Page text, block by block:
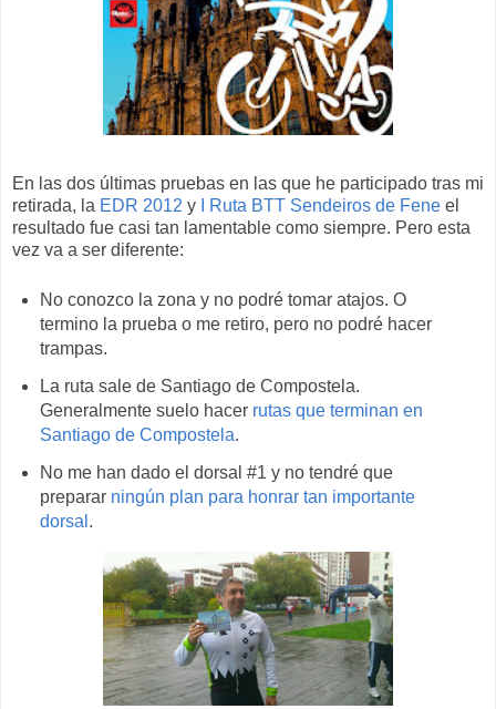
En las dos últimas pruebas en las que he participado tras mi
retirada, la EDR 2012 y I Ruta BTT Sendeiros de Fene el
resultado fue casi tan lamentable como siempre. Pero esta
vez va a ser diferente:
No conozco la zona y no podré tomar atajos. O
termino la prueba o me retiro, pero no podré hacer
trampas.
La ruta sale de Santiago de Compostela.
Generalmente suelo hacer rutas que terminan en
Santiago de Compostela.
No me han dado el dorsal #1 y no tendré que
preparar ningún plan para honrar tan importante
dorsal .